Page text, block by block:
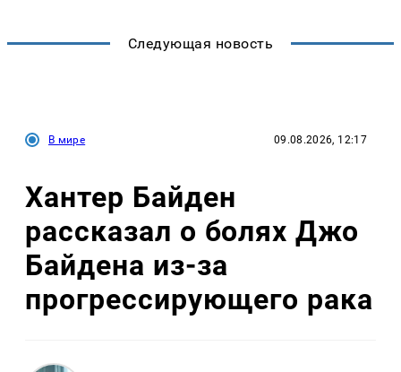
Следующая новость
В мире 09.08.2026, 12:17
Хантер Байден
рассказал о болях Джо
Байдена из-за
прогрессирующего рака